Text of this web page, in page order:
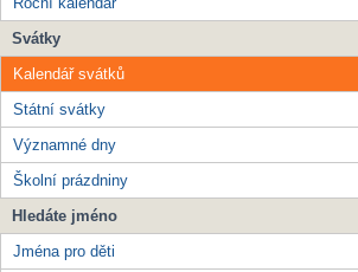
Svátky
Kalendář svátků
Státní svátky
Významné dny
Školní prázdniny
Hledáte jméno
Jména pro děti